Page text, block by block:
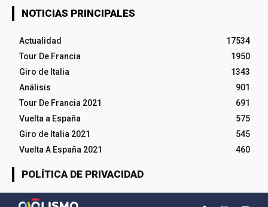
NOTICIAS PRINCIPALES
Actualidad
17534
Tour De Francia
1950
Giro de Italia
1343
Análisis
901
Tour De Francia 2021
691
Vuelta a España
575
Giro de Italia 2021
545
Vuelta A España 2021
460
POLÍTICA DE PRIVACIDAD